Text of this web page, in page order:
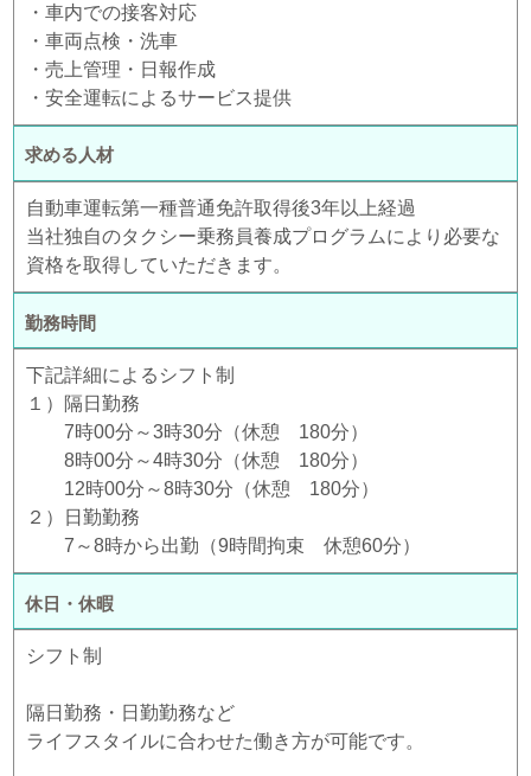
・車内での接客対応
・車両点検・洗車
・売上管理・日報作成
・安全運転によるサービス提供
求める人材
自動車運転第一種普通免許取得後3年以上経過
当社独自のタクシー乗務員養成プログラムにより必要な
資格を取得していただきます。
勤務時間
下記詳細によるシフト制
１）隔日勤務
7時00分～3時30分（休憩 180分）
8時00分～4時30分（休憩 180分）
12時00分～8時30分（休憩 180分）
２）日勤勤務
7～8時から出勤（9時間拘束 休憩60分）
休日・休暇
シフト制
隔日勤務・日勤勤務など
ライフスタイルに合わせた働き方が可能です。